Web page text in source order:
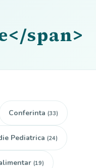
span>
Conferinta (33)
Pediatrica (24)
(19)